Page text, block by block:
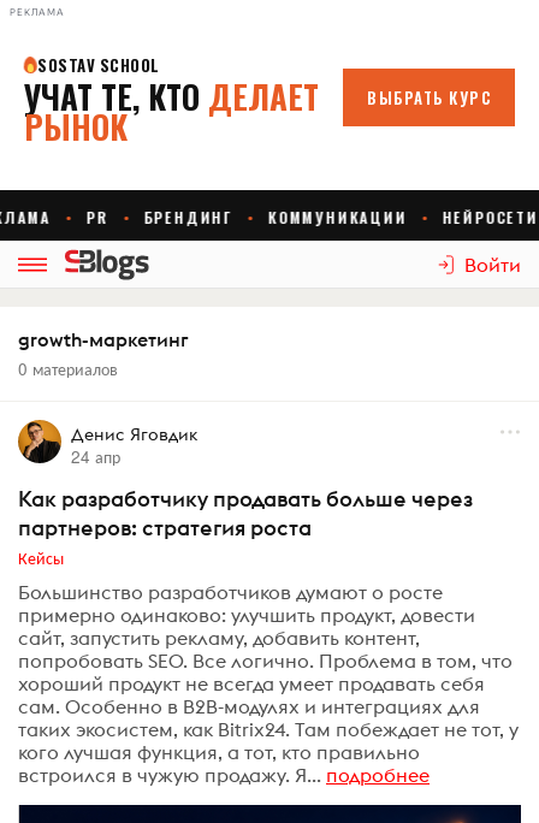
РЕКЛАМА
Войти
growth-маркетинг
0 материалов
Денис Яговдик
24 апр
Как разработчику продавать больше через
партнеров: стратегия роста
Кейсы
Большинство разработчиков думают о росте
примерно одинаково: улучшить продукт, довести
сайт, запустить рекламу, добавить контент,
попробовать SEO. Все логично. Проблема в том, что
хороший продукт не всегда умеет продавать себя
сам. Особенно в B2B-модулях и интеграциях для
таких экосистем, как Bitrix24. Там побеждает не тот, у
кого лучшая функция, а тот, кто правильно
встроился в чужую продажу. Я... подробнее